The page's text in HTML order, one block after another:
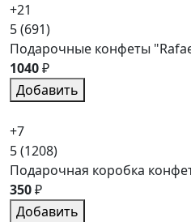
+21
5(691)
Подарочные конфеты
1040₽
Добавить
+7
5(1208)
Подарочная коробка
350₽
Добавить